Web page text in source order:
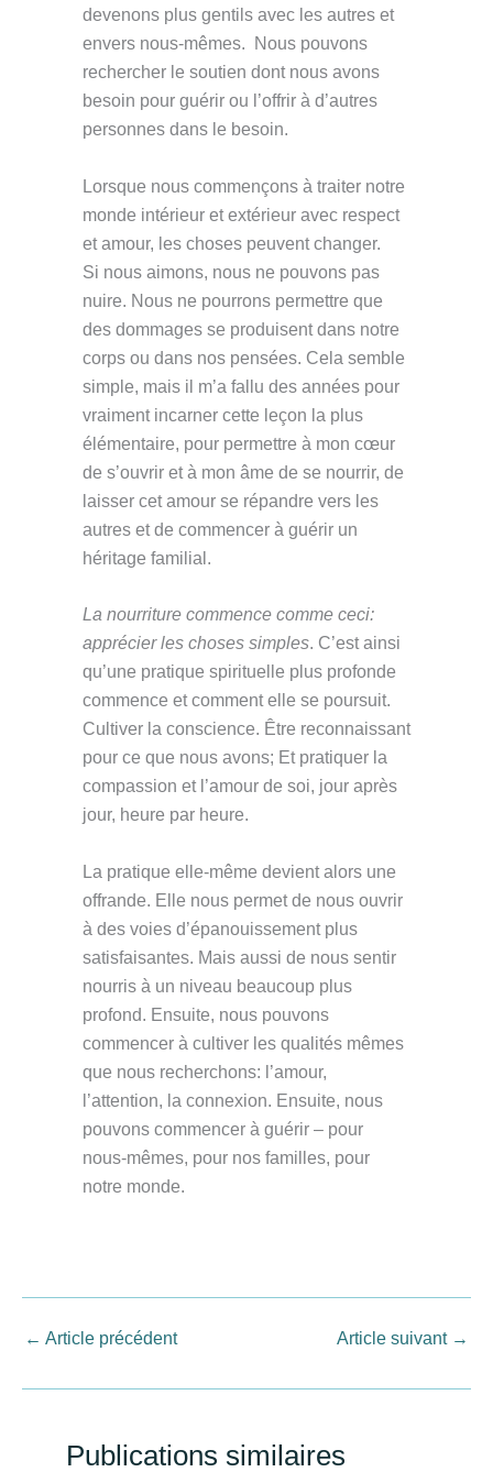
devenons plus gentils avec les autres et
envers nous-mêmes. Nous pouvons
rechercher le soutien dont nous avons
besoin pour guérir ou l’offrir à d’autres
personnes dans le besoin.
Lorsque nous commençons à traiter notre
monde intérieur et extérieur avec respect
et amour, les choses peuvent changer.
Si nous aimons, nous ne pouvons pas
nuire. Nous ne pourrons permettre que
des dommages se produisent dans notre
corps ou dans nos pensées. Cela semble
simple, mais il m’a fallu des années pour
vraiment incarner cette leçon la plus
élémentaire, pour permettre à mon cœur
de s’ouvrir et à mon âme de se nourrir, de
laisser cet amour se répandre vers les
autres et de commencer à guérir un
héritage familial.
La nourriture commence comme ceci:
apprécier les choses simples. C’est ainsi
qu’une pratique spirituelle plus profonde
commence et comment elle se poursuit.
Cultiver la conscience. Être reconnaissant
pour ce que nous avons; Et pratiquer la
compassion et l’amour de soi, jour après
jour, heure par heure.
La pratique elle-même devient alors une
offrande. Elle nous permet de nous ouvrir
à des voies d’épanouissement plus
satisfaisantes. Mais aussi de nous sentir
nourris à un niveau beaucoup plus
profond. Ensuite, nous pouvons
commencer à cultiver les qualités mêmes
que nous recherchons: l’amour,
l’attention, la connexion. Ensuite, nous
pouvons commencer à guérir – pour
nous-mêmes, pour nos familles, pour
notre monde.
← Article précédent Article suivant →
Publications similaires